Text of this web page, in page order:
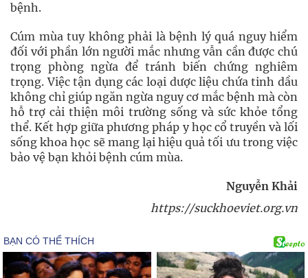
bệnh.
Cúm mùa tuy không phải là bệnh lý quá nguy hiểm
đối với phần lớn người mắc nhưng vẫn cần được chú
trọng phòng ngừa để tránh biến chứng nghiêm
trọng. Việc tận dụng các loại dược liệu chứa tinh dầu
không chỉ giúp ngăn ngừa nguy cơ mắc bệnh mà còn
hỗ trợ cải thiện môi trường sống và sức khỏe tổng
thể. Kết hợp giữa phương pháp y học cổ truyền và lối
sống khoa học sẽ mang lại hiệu quả tối ưu trong việc
bảo vệ bạn khỏi bệnh cúm mùa.
Nguyễn Khải
https://suckhoeviet.org.vn